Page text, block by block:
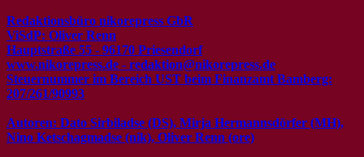
Redaktionsbüro nikorepress GbR
ViSdP: Oliver Renn
Hauptstraße 55 - 96170 Priesendorf
www.nikorepress.de - redaktion@nikorepress.de
Steuernummer im Bereich UST beim Finanzamt Bamberg:
207/261/90993
Autoren: Dato Sirbiladse (DS), Mirja Hermannsdörfer (MH),
Nino Ketschagmadse (nik), Oliver Renn (ore)